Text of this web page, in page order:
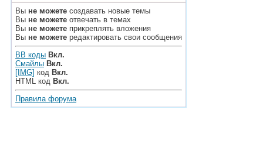
Вы не можете создавать новые темы
Вы не можете отвечать в темах
Вы не можете прикреплять вложения
Вы не можете редактировать свои сообщения
BB коды Вкл.
Смайлы Вкл.
[IMG] код Вкл.
HTML код Вкл.
Правила форума